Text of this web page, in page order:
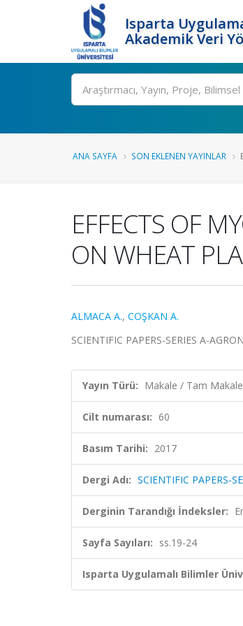
Isparta
Akademik Veri
Ara
ANA SAYFA SON EKLENEN YAYINLAR
EFFECTS OF
ON WHEAT
ALMACA A., COŞKAN A.
SCIENTIFIC PAPERS-SERIES A-
Yayın Türü: Makale / Tam Makale
Cilt numarası: 60
Basım Tarihi: 2017
Dergi Adı: SCIENTIFIC PAPERS-
Derginin Tarandığı İndeksler:
Sayfa Sayıları: ss.19-24
Isparta Uygulamalı Bilimler